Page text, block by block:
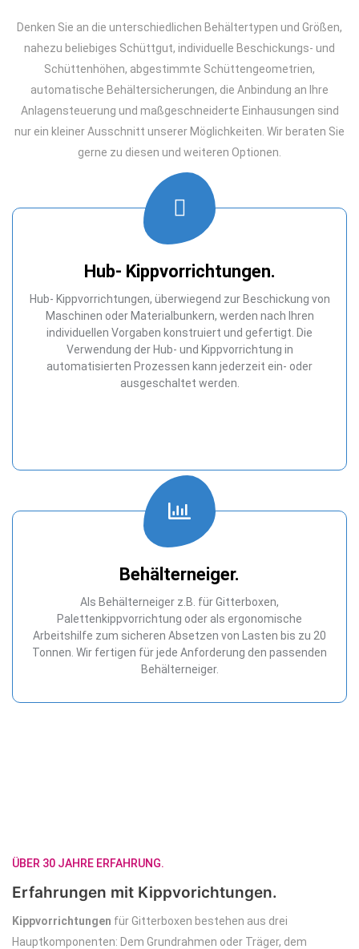
Denken Sie an die unterschiedlichen Behältertypen und Größen,
nahezu beliebiges Schüttgut, individuelle Beschickungs- und
Schüttenhöhen, abgestimmte Schüttengeometrien,
automatische Behältersicherungen, die Anbindung an Ihre
Anlagensteuerung und maßgeschneiderte Einhausungen sind
nur ein kleiner Ausschnitt unserer Möglichkeiten. Wir beraten Sie
gerne zu diesen und weiteren Optionen.
Hub- Kippvorrichtungen.
Hub- Kippvorrichtungen, überwiegend zur Beschickung von
Maschinen oder Materialbunkern, werden nach Ihren
individuellen Vorgaben konstruiert und gefertigt. Die
Verwendung der Hub- und Kippvorrichtung in
automatisierten Prozessen kann jederzeit ein- oder
ausgeschaltet werden.
Behälterneiger.
Als Behälterneiger z.B. für Gitterboxen,
Palettenkippvorrichtung oder als ergonomische
Arbeitshilfe zum sicheren Absetzen von Lasten bis zu 20
Tonnen. Wir fertigen für jede Anforderung den passenden
Behälterneiger.
ÜBER 30 JAHRE ERFAHRUNG.
Erfahrungen mit Kippvorichtungen.
Kippvorrichtungen für Gitterboxen bestehen aus drei
Hauptkomponenten: Dem Grundrahmen oder Träger, dem